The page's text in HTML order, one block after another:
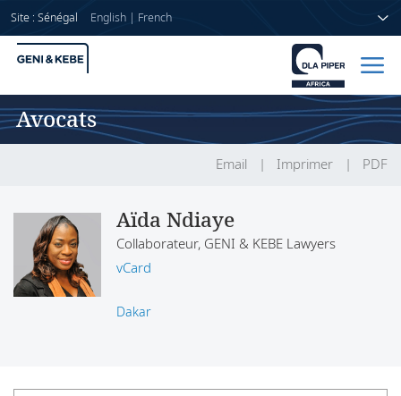
Site : Sénégal English| French
Accueil
Compétences
Actualités
Avocats
Aïda Ndiaye
Collaborateur, GENI & KEBE Lawyers
vCard
Dakar
Email Imprimer PDF